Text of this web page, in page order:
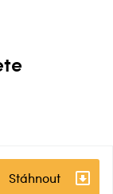
Stáhnout